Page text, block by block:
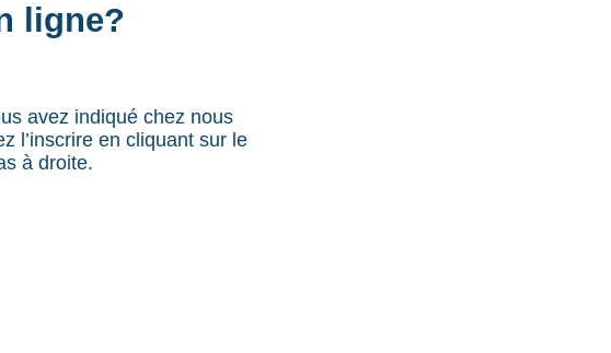
ligne?
avez indiqué chez nous
l’inscrire en cliquant sur le
à droite.